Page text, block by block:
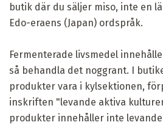
butik där du säljer miso, inte en
Edo-eraens (Japan) ordspråk.
Fermenterade livsmedel
så behandla det noggrant. I
produkter vara i kylsektionen,
inskriften "levande aktiva
produkter innehåller inte